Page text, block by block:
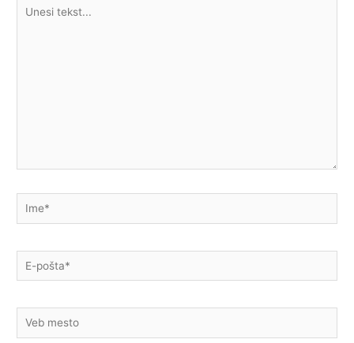
Ime*
E-
pošta*
Veb
mesto